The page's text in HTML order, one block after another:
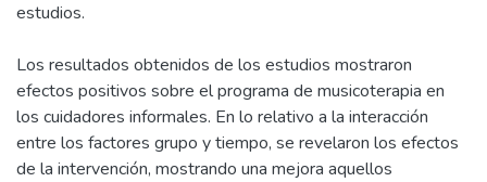
estudios.
Los resultados obtenidos de los estudios mostraron
efectos positivos sobre el programa de musicoterapia en
los cuidadores informales. En lo relativo a la interacción
entre los factores grupo y tiempo, se revelaron los efectos
de la intervención, mostrando una mejora aquellos